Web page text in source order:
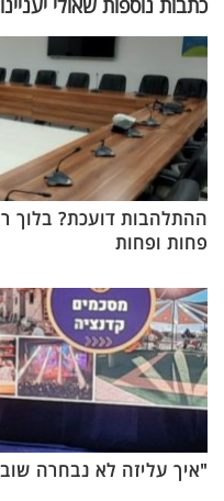
ההתלהבות דועכת? בלוך
פחות ופחות
"איך עליזה לא נבחרה